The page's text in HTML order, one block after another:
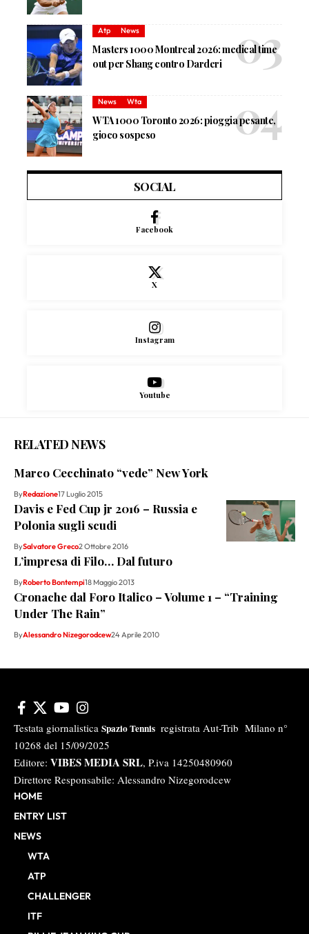
Atp News
Masters 1000 Montreal 2026: medical time
out per Shang contro Darderi
News Wta
WTA 1000 Toronto 2026: pioggia pesante,
gioco sospeso
SOCIAL
Facebook
X
Instagram
Youtube
RELATED NEWS
Marco Cecchinato “vede” New York
ByRedazione17 Luglio 2015
Davis e Fed Cup jr 2016 – Russia e
Polonia sugli scudi
BySalvatore Greco2 Ottobre 2016
L’impresa di Filo… Dal futuro
ByRoberto Bontempi18 Maggio 2013
Cronache dal Foro Italico – Volume 1 – “Training
Under The Rain”
ByAlessandro Nizegorodcew24 Aprile 2010
Testata giornalistica Spazio Tennis registrata Aut-Trib Milano n°
10268 del 15/09/2025
Editore: VIBES MEDIA SRL, P.iva 14250480960
Direttore Responsabile: Alessandro Nizegorodcew
HOME
ENTRY LIST
NEWS
WTA
ATP
CHALLENGER
ITF